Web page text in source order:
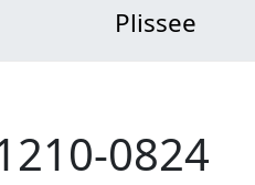
Plissee
0824